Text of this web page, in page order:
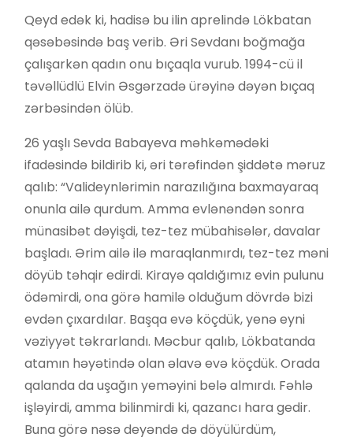
Qeyd edək ki, hadisə bu ilin aprelində Lökbatan
qəsəbəsində baş verib. Əri Sevdanı boğmağa
çalışarkən qadın onu bıçaqla vurub. 1994-cü il
təvəllüdlü Elvin Əsgərzadə ürəyinə dəyən bıçaq
zərbəsindən ölüb.
26 yaşlı Sevda Babayeva məhkəmədəki
ifadəsində bildirib ki, əri tərəfindən şiddətə məruz
qalıb: “Valideynlərimin narazılığına baxmayaraq
onunla ailə qurdum. Amma evlənəndən sonra
münasibət dəyişdi, tez-tez mübahisələr, davalar
başladı. Ərim ailə ilə maraqlanmırdı, tez-tez məni
döyüb təhqir edirdi. Kirayə qaldığımız evin pulunu
ödəmirdi, ona görə hamilə olduğum dövrdə bizi
evdən çıxardılar. Başqa evə köçdük, yenə eyni
vəziyyət təkrarlandı. Məcbur qalıb, Lökbatanda
atamın həyətində olan əlavə evə köçdük. Orada
qalanda da uşağın yeməyini belə almırdı. Fəhlə
işləyirdi, amma bilinmirdi ki, qazancı hara gedir.
Buna görə nəsə deyəndə də döyülürdüm,